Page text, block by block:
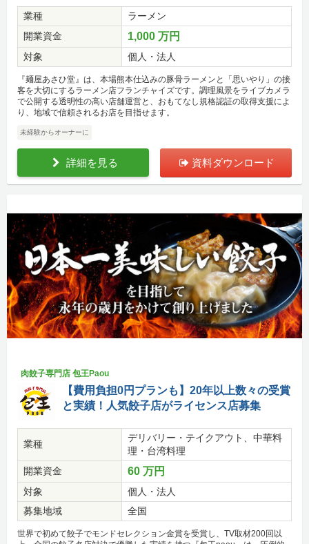
業種
ラーメン
開業資金
1,000 万円
対象 個人・法人
『麺屋あさひ堂』は、本場熊本仕込みの豚骨ラーメンと「思いやり」の接
客を大切にするラーメン店フランチャイズです。調理風景をライブカメラ
で公開する透明性の高い店舗運営と、おもてなし規格認証の取得支援によ
り、地域で信頼されるお店を目指せます。
未経験からオーナーに
詳細を見る 資料ダウンロード
肉餃子専門店 包王Paou
【費用負担0円プランも】20年以上数々の受賞
と実績！人気餃子店がライセンス店募集
業種
デリバリー・テイクアウト、中華料
理・台湾料理
開業資金
60 万円
対象
個人・法人
募集地域
全国
世界で初めて餃子でモンドセレクション金賞を受賞し、TV取材200回以